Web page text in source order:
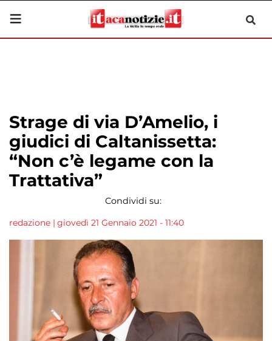
Strage di via D’Amelio, i
giudici di Caltanissetta:
“Non c’è legame con la
Trattativa”
Condividi su:
redazione | giovedì 21 Gennaio 2021 - 11:40